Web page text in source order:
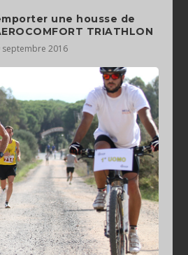
une housse de
TRIATHLON
septembre 2016